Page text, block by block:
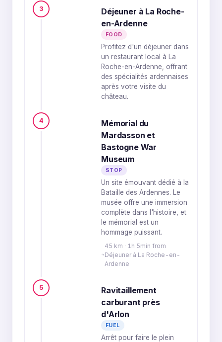
3
Déjeuner à La Roche-
en-Ardenne
FOOD
Profitez d'un déjeuner dans
un restaurant local à La
Roche-en-Ardenne, offrant
des spécialités ardennaises
après votre visite du
château.
4
Mémorial du
Mardasson et
Bastogne War
Museum
STOP
Un site émouvant dédié à la
Bataille des Ardennes. Le
musée offre une immersion
complète dans l'histoire, et
le mémorial est un
hommage puissant.
45 km · 1h 5min from
Déjeuner à La Roche-en-
Ardenne
5
Ravitaillement
carburant près
d'Arlon
FUEL
Arrêt pour faire le plein